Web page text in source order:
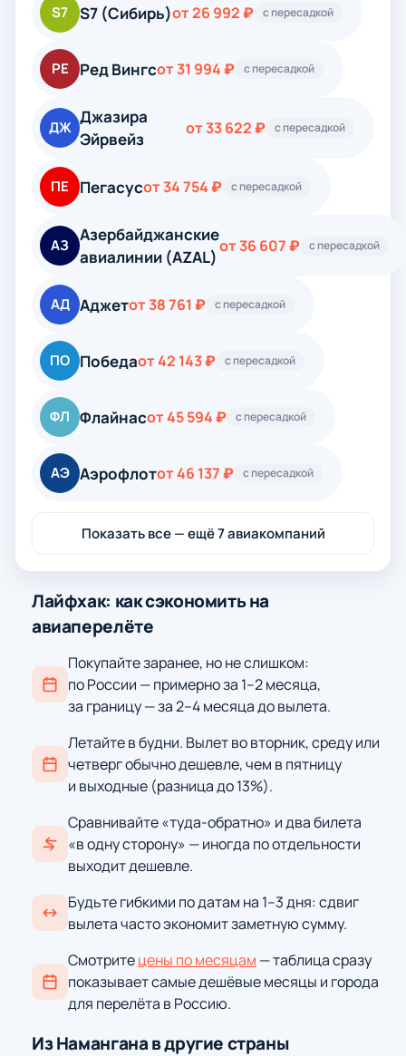
S7 S7 (Сибирь)от 26 992 ₽ с пересадкой
РЕ Ред Вингсот 31 994 ₽ с пересадкой
ДЖ
Джазира
Эйрвейз
от 33 622 ₽ с пересадкой
ПЕ Пегасусот 34 754 ₽ с пересадкой
АЗ
Азербайджанские
авиалинии (AZAL)
от 36 607 ₽ с пересадкой
АД Аджетот 38 761 ₽ с пересадкой
ПО Победаот 42 143 ₽ с пересадкой
ФЛ Флайнасот 45 594 ₽ с пересадкой
АЭ Аэрофлотот 46 137 ₽ с пересадкой
Показать все — ещё 7 авиакомпаний
Лайфхак: как сэкономить на
авиаперелёте
Покупайте заранее, но не слишком:
по России — примерно за 1–2 месяца,
за границу — за 2–4 месяца до вылета.
Летайте в будни. Вылет во вторник, среду или
четверг обычно дешевле, чем в пятницу
и выходные (разница до 13%).
Сравнивайте «туда-обратно» и два билета
«в одну сторону» — иногда по отдельности
выходит дешевле.
Будьте гибкими по датам на 1–3 дня: сдвиг
вылета часто экономит заметную сумму.
Смотритецены по месяцам — таблица сразу
показывает самые дешёвые месяцы и города
для перелёта в Россию.
Из Намангана в другие страны